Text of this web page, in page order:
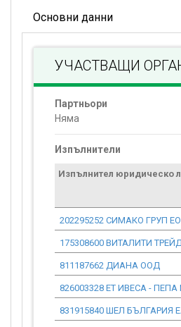
Основни данни
УЧАСТВАЩИ
Партньори
Няма
Изпълнители
Изпълнител юридическо
202295252 СИМАКО ГРУП
175308600 ВИТАЛИТИ
811187662 ДИАНА ООД
826003328 ЕТ ИВЕСА -
831915840 ШЕЛ БЪЛГАРИЯ